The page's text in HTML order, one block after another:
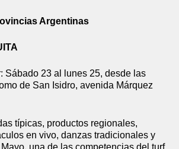
Argentinas
Sábado 23 al lunes 25, desde las
de San Isidro, avenida Márquez
típicas, productos regionales,
en vivo, danzas tradicionales y
una de las competencias del turf